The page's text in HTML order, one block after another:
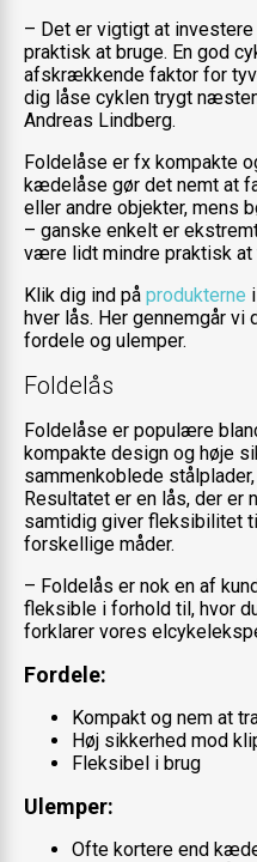
– Det er vigtigt at
praktisk at bruge. En god
afskrækkende faktor for
dig låse cyklen trygt
Andreas Lindberg.
Foldelåse er fx kompakte
kædelåse gør det nemt at
eller andre objekter, mens
– ganske enkelt er
være lidt mindre praktisk at
Klik dig ind på produkterne
hver lås. Her gennemgår
fordele og ulemper.
Foldelås
Foldelåse er populære
kompakte design og høje
sammenkoblede
Resultatet er en lås, der er
samtidig giver fleksibilitet
forskellige måder.
– Foldelås er nok en af
fleksible i forhold til, hvor
forklarer vores
Fordele:
Kompakt og nem at
Høj sikkerhed mod
Fleksibel i brug
Ulemper:
Ofte kortere end